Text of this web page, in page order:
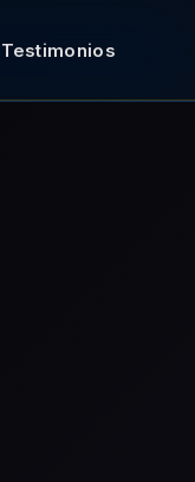
Testimonios